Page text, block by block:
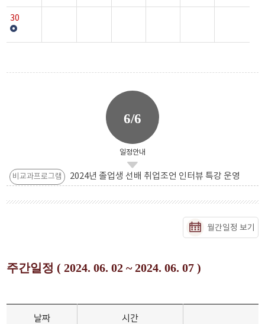
30
6/6
일정안내
비교과프로그램 2024년 졸업생 선배 취업조언 인터뷰 특강 운영
월간일정 보기
주간일정 ( 2024. 06. 02 ~ 2024. 06. 07 )
날짜 시간